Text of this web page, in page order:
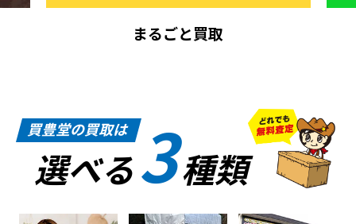
まるごと買取
買豊堂の買取は
選べる3種類